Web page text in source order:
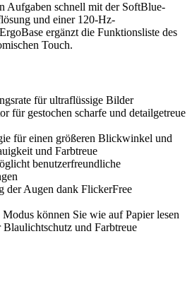
Aufgaben schnell mit der SoftBlue-
und einer 120-Hz-
ergänzt die Funktionsliste des
Touch.
für ultraflüssige Bilder
für gestochen scharfe und detailgetreue
für einen größeren Blickwinkel und
und Farbtreue
benutzerfreundliche
der Augen dank FlickerFree
können Sie wie auf Papier lesen
und Farbtreue